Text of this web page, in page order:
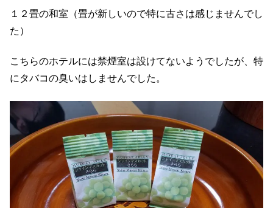
１２畳の和室（畳が新しいので特に古さは感じませんでし
た）
こちらのホテルには禁煙室は設けてないようでしたが、特
にタバコの臭いはしませんでした。